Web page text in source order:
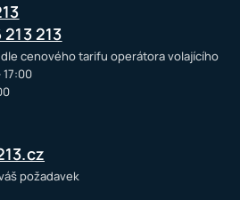
213
cenového tarifu operátora volajícího
17:00
požadavek